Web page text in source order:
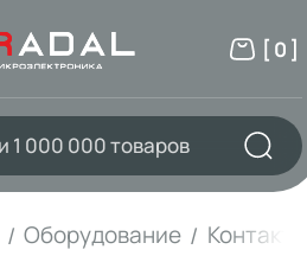
[ 0 ]
Оборудование